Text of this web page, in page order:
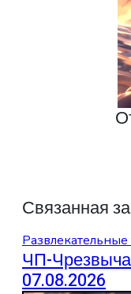
Связанная
ЧП-
07.08.2026